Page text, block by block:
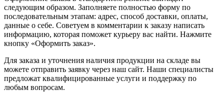
следующим образом. Заполняете полностью форму по
последовательным этапам: адрес, способ доставки, оплаты,
данные о себе. Советуем в комментарии к заказу написать
информацию, которая поможет курьеру вас найти. Нажмите
кнопку «Оформить заказ».
Для заказа и уточнения наличия продукции на складе вы
можете отправить заявку через наш сайт. Наши специалисты
предложат квалифицированные услуги и поддержку по
любым вопросам.